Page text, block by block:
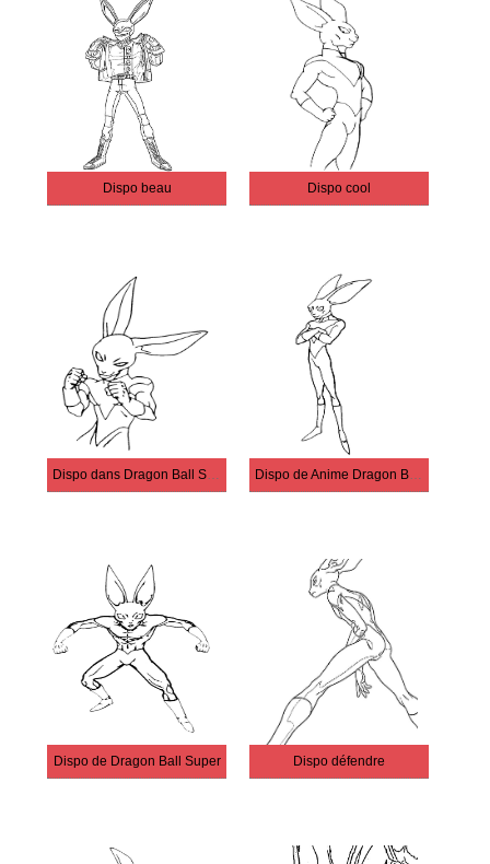
Dispo beau Dispo cool
Dispo dans Dragon Ball Super Dispo de Anime Dragon Ball Super
Dispo de Dragon Ball Super Dispo défendre